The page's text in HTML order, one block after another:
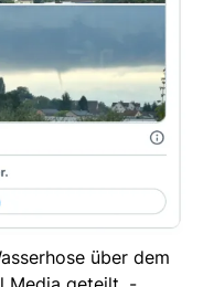
über dem